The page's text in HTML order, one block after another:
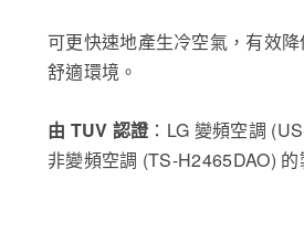
可更快速地產生冷空氣，有效
舒適環境。
由 TUV 認證 ：LG 變頻空調
非變頻空調 (TS-H2465DAO) 的